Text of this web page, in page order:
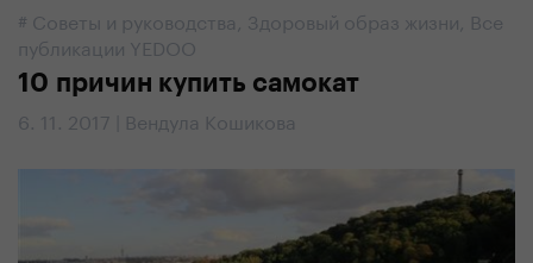
# Советы и руководства Здоровый образ жизни Все
публикации YEDOO
10 причин купить самокат
6. 11. 2017 | Вендула Кошикова